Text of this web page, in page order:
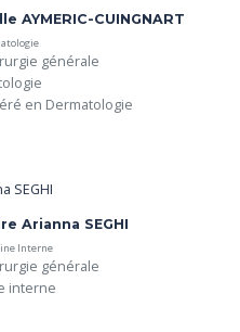
AYMERIC-CUINGNART
générale
en Dermatologie
Arianna SEGHI
Interne
générale
interne